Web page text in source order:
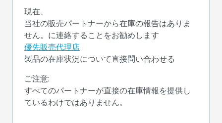
現在、
当社の販売パートナーから在庫の報告はありま
せん。に連絡することをお勧めします
優先販売代理店
製品の在庫状況について直接問い合わせる
ご注意:
すべてのパートナーが直接の在庫情報を提供し
ているわけではありません。